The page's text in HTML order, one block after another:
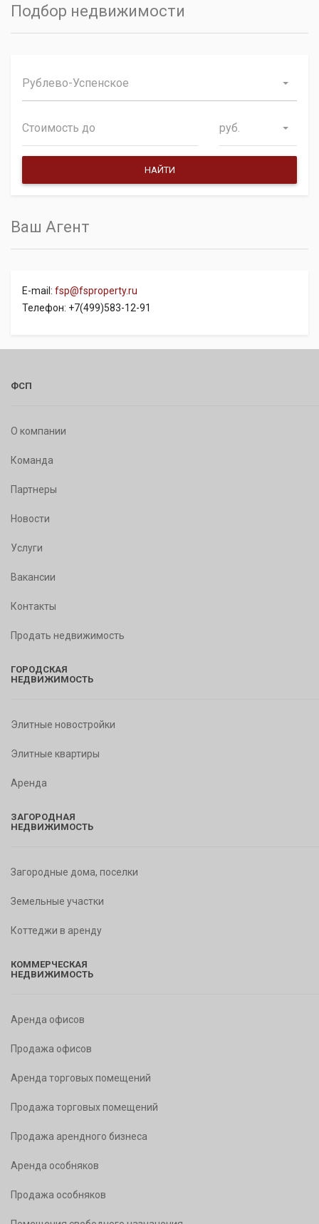
Подбор недвижимости
Рублево-Успенское
руб.
Ваш Агент
E-mail: fsp@fsproperty.ru
Телефон: +7(499)583-12-91
ФСП
О компании
Команда
Партнеры
Новости
Услуги
Вакансии
Контакты
Продать недвижимость
ГОРОДСКАЯ
НЕДВИЖИМОСТЬ
Элитные новостройки
Элитные квартиры
Аренда
ЗАГОРОДНАЯ
НЕДВИЖИМОСТЬ
Загородные дома, поселки
Земельные участки
Коттеджи в аренду
КОММЕРЧЕСКАЯ
НЕДВИЖИМОСТЬ
Аренда офисов
Продажа офисов
Аренда торговых помещений
Продажа торговых помещений
Продажа арендного бизнеса
Аренда особняков
Продажа особняков